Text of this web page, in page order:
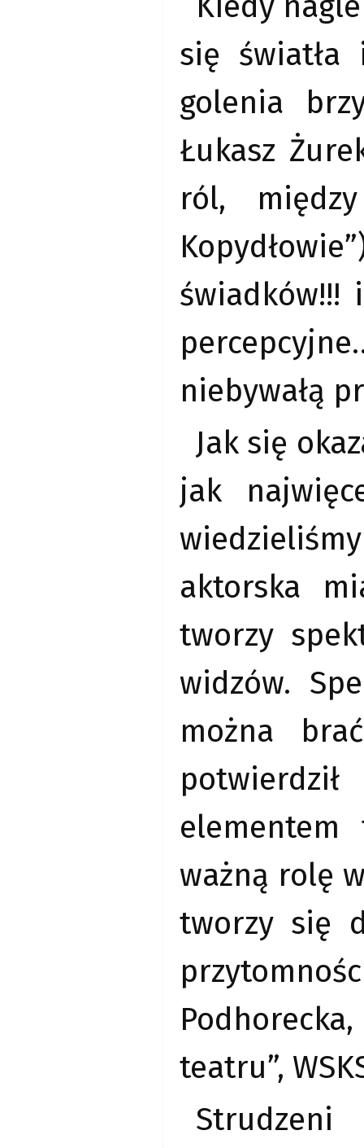
się światła
golenia
Łukasz
ról,
świadków!!!
niebywałą
Jak się
jak
aktorska
tworzy
widzów.
można
ważną rolę
tworzy się
teatru”,